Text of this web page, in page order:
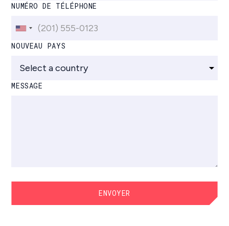
NUMÉRO DE TÉLÉPHONE
NOUVEAU PAYS
MESSAGE